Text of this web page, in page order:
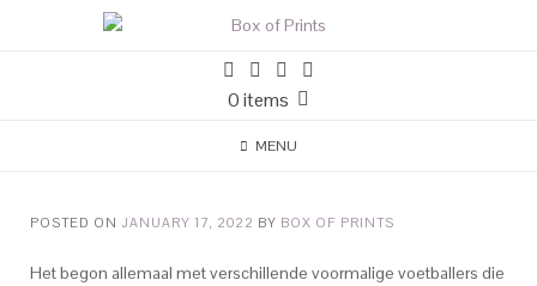
0 items
MENU
POSTED ON JANUARY 17, 2022 BY BOX OF PRINTS
Het begon allemaal met verschillende voormalige voetballers die